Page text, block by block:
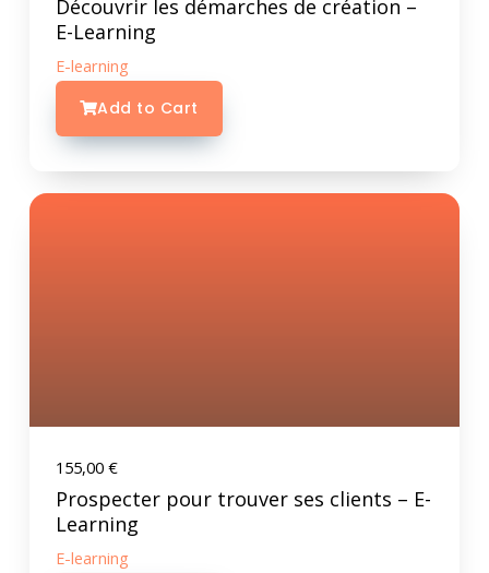
Découvrir les démarches de création –
E-Learning
E-learning
Add to Cart
155,00 €
Prospecter pour trouver ses clients – E-
Learning
E-learning